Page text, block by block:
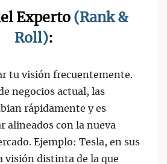
Experto (Rank &
Roll):
tu visión frecuentemente.
negocios actual, las
rápidamente y es
alineados con la nueva
Ejemplo: Tesla, en sus
visión distinta de la que